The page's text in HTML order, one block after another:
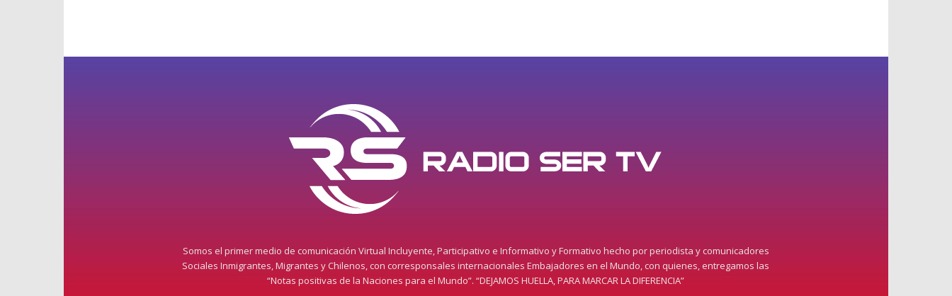
Somos el primer medio de comunicación Virtual Incluyente, Participativo e Informativo y Formativo hecho por periodista y comunicadores
Sociales Inmigrantes, Migrantes y Chilenos, con corresponsales internacionales Embajadores en el Mundo, con quienes, entregamos las
“Notas positivas de la Naciones para el Mundo”. “DEJAMOS HUELLA, PARA MARCAR LA DIFERENCIA”